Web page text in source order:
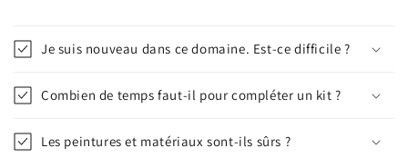
Je suis nouveau dans ce domaine. Est-ce difficile ?
Combien de temps faut-il pour compléter un kit ?
Les peintures et matériaux sont-ils sûrs ?